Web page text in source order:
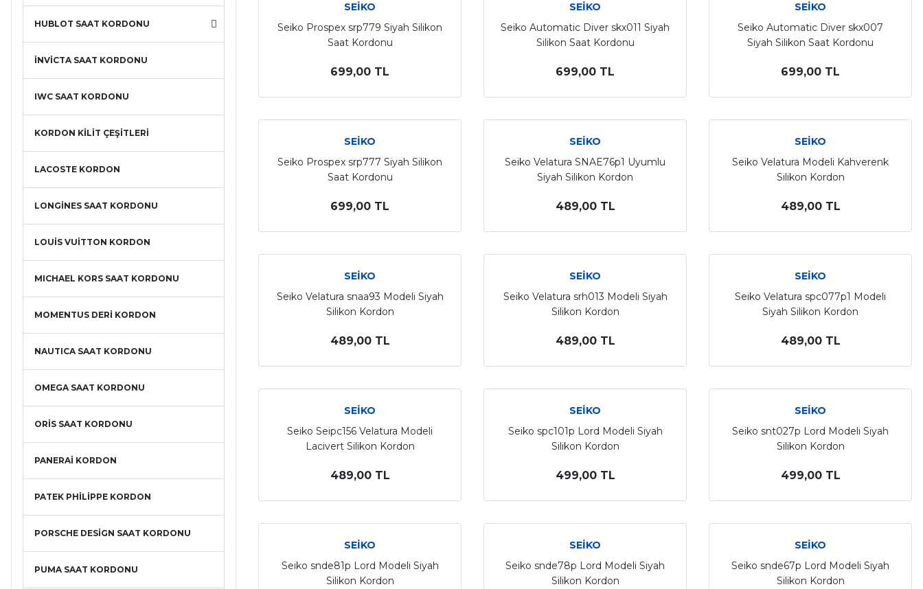
HUBLOT SAAT KORDONU
İNVİCTA SAAT KORDONU
IWC SAAT KORDONU
KORDON KİLİT ÇEŞİTLERİ
LACOSTE KORDON
LONGİNES SAAT KORDONU
LOUİS VUİTTON KORDON
MICHAEL KORS SAAT KORDONU
MOMENTUS DERİ KORDON
NAUTICA SAAT KORDONU
OMEGA SAAT KORDONU
ORİS SAAT KORDONU
PANERAİ KORDON
PATEK PHİLİPPE KORDON
PORSCHE DESİGN SAAT KORDONU
PUMA SAAT KORDONU
SEİKO
Seiko Prospex srp779 Siyah Silikon
Saat Kordonu
699,00 TL
SEİKO
Seiko Automatic Diver skx011 Siyah
Silikon Saat Kordonu
699,00 TL
SEİKO
Seiko Automatic Diver skx007
Siyah Silikon Saat Kordonu
699,00 TL
SEİKO
Seiko Prospex srp777 Siyah Silikon
Saat Kordonu
699,00 TL
SEİKO
Seiko Velatura SNAE76p1 Uyumlu
Siyah Silikon Kordon
489,00 TL
SEİKO
Seiko Velatura Modeli Kahverenk
Silikon Kordon
489,00 TL
SEİKO
Seiko Velatura snaa93 Modeli Siyah
Silikon Kordon
489,00 TL
SEİKO
Seiko Velatura srh013 Modeli Siyah
Silikon Kordon
489,00 TL
SEİKO
Seiko Velatura spc077p1 Modeli
Siyah Silikon Kordon
489,00 TL
SEİKO
Seiko Seipc156 Velatura Modeli
Lacivert Silikon Kordon
489,00 TL
SEİKO
Seiko spc101p Lord Modeli Siyah
Silikon Kordon
499,00 TL
SEİKO
Seiko snt027p Lord Modeli Siyah
Silikon Kordon
499,00 TL
SEİKO
Seiko snde81p Lord Modeli Siyah
Silikon Kordon
SEİKO
Seiko snde78p Lord Modeli Siyah
Silikon Kordon
SEİKO
Seiko snde67p Lord Modeli Siyah
Silikon Kordon